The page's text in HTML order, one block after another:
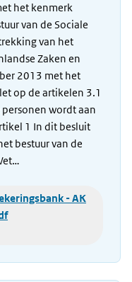
het kenmerk
van de Sociale
van het
Zaken en
2013 met het
op de artikelen 3.1
wordt aan
1 In dit besluit
bestuur van de
- AK